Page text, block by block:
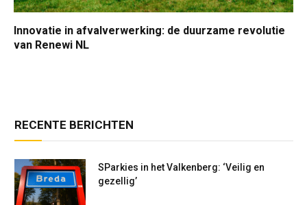
Innovatie in afvalverwerking: de duurzame revolutie
van Renewi NL
RECENTE BERICHTEN
SParkies in het Valkenberg: ‘Veilig en
gezellig’